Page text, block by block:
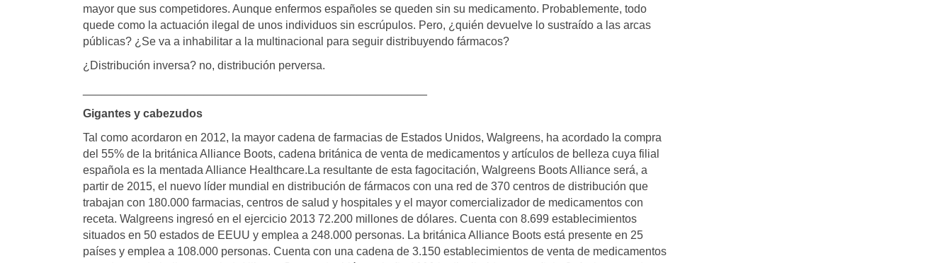
mayor que sus competidores. Aunque enfermos españoles se queden sin su medicamento. Probablemente, todo
quede como la actuación ilegal de unos individuos sin escrúpulos. Pero, ¿quién devuelve lo sustraído a las arcas
públicas? ¿Se va a inhabilitar a la multinacional para seguir distribuyendo fármacos?
¿Distribución inversa? no, distribución perversa.
Gigantes y cabezudos
Tal como acordaron en 2012, la mayor cadena de farmacias de Estados Unidos, Walgreens, ha acordado la compra
del 55% de la británica Alliance Boots, cadena británica de venta de medicamentos y artículos de belleza cuya filial
española es la mentada Alliance Healthcare.La resultante de esta fagocitación, Walgreens Boots Alliance será, a
partir de 2015, el nuevo líder mundial en distribución de fármacos con una red de 370 centros de distribución que
trabajan con 180.000 farmacias, centros de salud y hospitales y el mayor comercializador de medicamentos con
receta. Walgreens ingresó en el ejercicio 2013 72.200 millones de dólares. Cuenta con 8.699 establecimientos
situados en 50 estados de EEUU y emplea a 248.000 personas. La británica Alliance Boots está presente en 25
países y emplea a 108.000 personas. Cuenta con una cadena de 3.150 establecimientos de venta de medicamentos